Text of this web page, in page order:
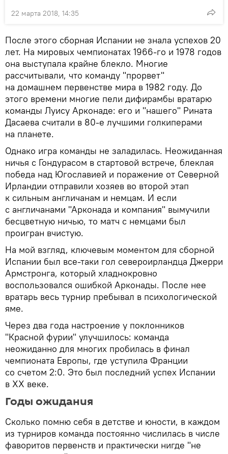
22 марта 2018, 14:35
После этого сборная Испании не знала успехов 20
лет. На мировых чемпионатах 1966-го и 1978 годов
она выступала крайне блекло. Многие
рассчитывали, что команду "прорвет"
на домашнем первенстве мира в 1982 году. До
этого времени многие пели дифирамбы вратарю
команды Луису Арконаде: его и "нашего" Рината
Дасаева считали в 80-е лучшими голкиперами
на планете.
Однако игра команды не заладилась. Неожиданная
ничья с Гондурасом в стартовой встрече, блеклая
победа над Югославией и поражение от Северной
Ирландии отправили хозяев во второй этап
к сильным англичанам и немцам. И если
с англичанами "Арконада и компания" вымучили
бесцветную ничью, то матч с немцами был
проигран вчистую.
На мой взгляд, ключевым моментом для сборной
Испании был все-таки гол североирландца Джерри
Армстронга, который хладнокровно
воспользовался ошибкой Арконады. После нее
вратарь весь турнир пребывал в психологической
яме.
Через два года настроение у поклонников
"Красной фурии" улучшилось: команда
неожиданно для многих пробилась в финал
чемпионата Европы, где уступила Франции
со счетом 2:0. Это был последний успех Испании
в ХХ веке.
Годы ожидания
Сколько помню себя в детстве и юности, в каждом
из турниров команда постоянно числилась в числе
фаворитов первенств и практически нигде "не